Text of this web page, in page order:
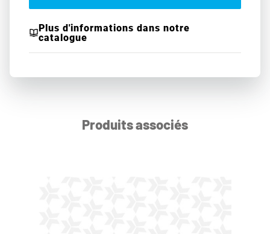
Plus d'informations dans notre
catalogue
Produits associés